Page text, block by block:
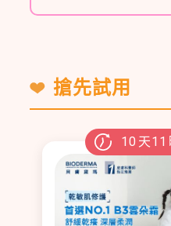
搶先試用
10 天11